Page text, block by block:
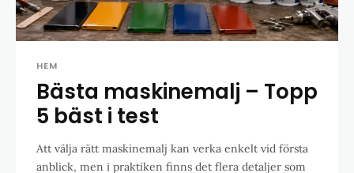
HEM
Bästa maskinemalj – Topp
5 bäst i test
Att välja rätt maskinemalj kan verka enkelt vid första
anblick, men i praktiken finns det flera detaljer som